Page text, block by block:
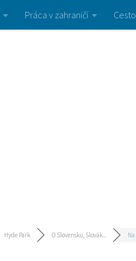
Práca v zahraničí
Hyde Park O Slovensku, Slovák...